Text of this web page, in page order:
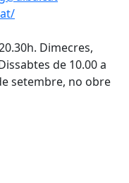
Dimecres,
de 10.00 a
setembre, no obre